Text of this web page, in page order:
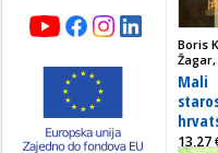
Boris
Žagar,
Mali
13,27